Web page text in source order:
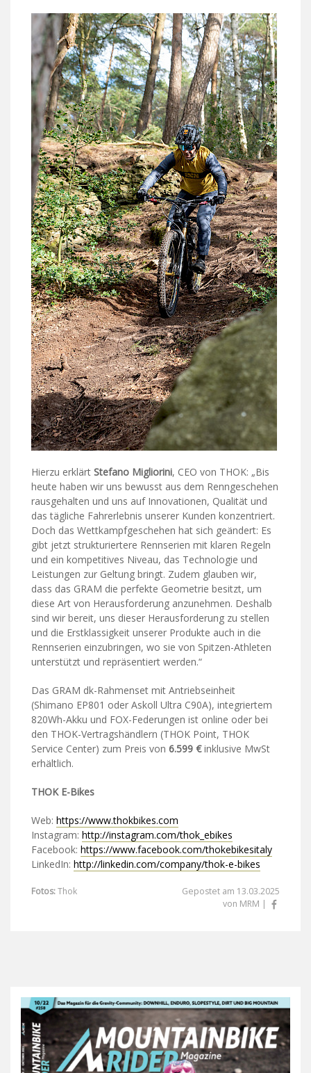
Hierzu erklärt Stefano Migliorini, CEO von THOK: „Bis
heute haben wir uns bewusst aus dem Renngeschehen
rausgehalten und uns auf Innovationen, Qualität und
das tägliche Fahrerlebnis unserer Kunden konzentriert.
Doch das Wettkampfgeschehen hat sich geändert: Es
gibt jetzt strukturiertere Rennserien mit klaren Regeln
und ein kompetitives Niveau, das Technologie und
Leistungen zur Geltung bringt. Zudem glauben wir,
dass das GRAM die perfekte Geometrie besitzt, um
diese Art von Herausforderung anzunehmen. Deshalb
sind wir bereit, uns dieser Herausforderung zu stellen
und die Erstklassigkeit unserer Produkte auch in die
Rennserien einzubringen, wo sie von Spitzen-Athleten
unterstützt und repräsentiert werden.“
Das GRAM dk-Rahmenset mit Antriebseinheit
(Shimano EP801 oder Askoll Ultra C90A), integriertem
820Wh-Akku und FOX-Federungen ist online oder bei
den THOK-Vertragshändlern (THOK Point, THOK
Service Center) zum Preis von 6.599 €inklusive MwSt
erhältlich.
THOK E-Bikes
Web: https://www.thokbikes.com
Instagram: http://instagram.com/thok_ebikes
Facebook: https://www.facebook.com/thokebikesitaly
LinkedIn: http://linkedin.com/company/thok-e-bikes
Fotos:Thok
Gepostet am 13.03.2025
von MRM |